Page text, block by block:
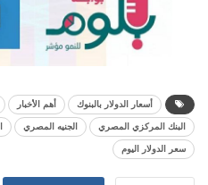
أسعار الدولار بالبنوك أهم الأخبار
البنك المركزي المصري الجنيه المصري
سعر الدولار اليوم